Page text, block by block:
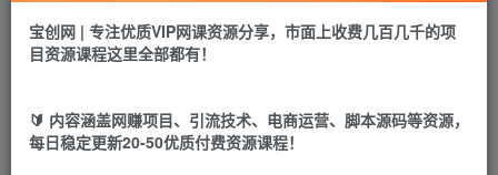
宝币9.9 宝币 19.9
立即购买
宝创网 | 专注优质VIP网课资源分享，市面上收费几百几千的项
目资源课程这里全部都有！
🔰 内容涵盖网赚项目、引流技术、电商运营、脚本源码等资源，
每日稳定更新20-50优质付费资源课程！